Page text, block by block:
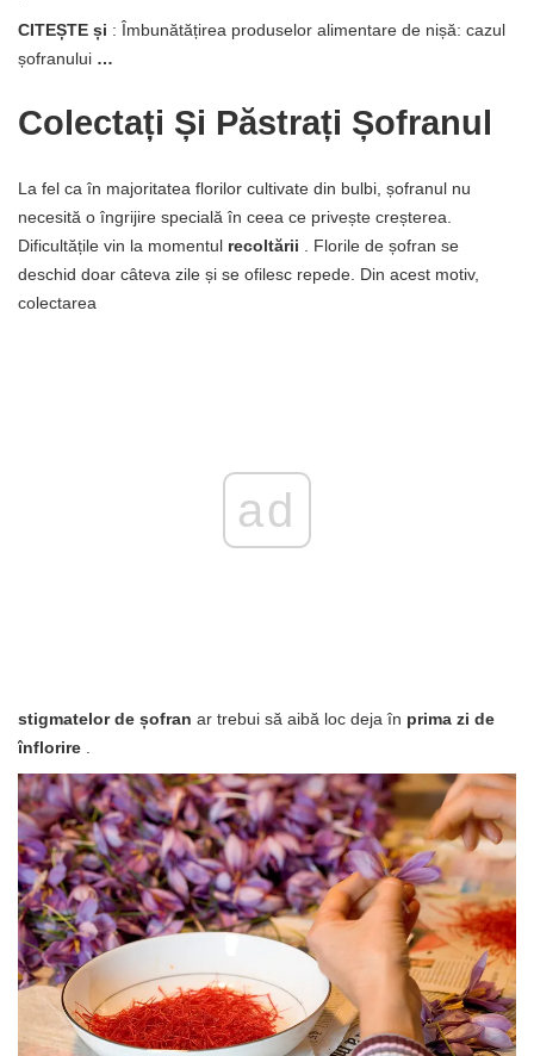
CITEȘTE și : Îmbunătățirea produselor alimentare de nișă: cazul
șofranului …
Colectați Și Păstrați Șofranul
La fel ca în majoritatea florilor cultivate din bulbi, șofranul nu
necesită o îngrijire specială în ceea ce privește creșterea.
Dificultățile vin la momentul recoltării . Florile de șofran se
deschid doar câteva zile și se ofilesc repede. Din acest motiv,
colectarea
ad
stigmatelor de șofran ar trebui să aibă loc deja în prima zi de
înflorire